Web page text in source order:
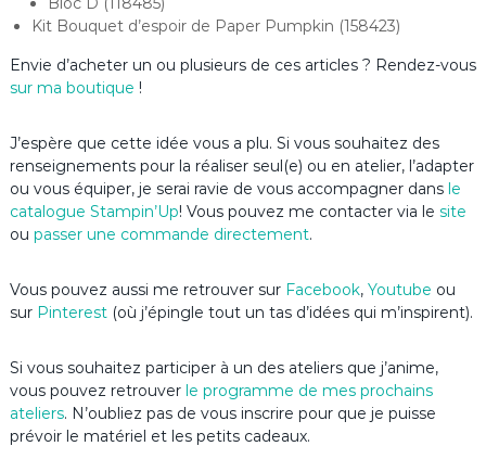
Kit Bouquet d’espoir de Paper Pumpkin (158423)
Envie d’acheter un ou plusieurs de ces articles ? Rendez-vous
sur ma boutique !
J’espère que cette idée vous a plu. Si vous souhaitez des
renseignements pour la réaliser seul(e) ou en atelier, l’adapter
ou vous équiper, je serai ravie de vous accompagner dans le
catalogue Stampin’Up! Vous pouvez me contacter via le site
ou passer une commande directement.
Vous pouvez aussi me retrouver sur Facebook, Youtube ou
sur Pinterest (où j’épingle tout un tas d’idées qui m’inspirent).
Si vous souhaitez participer à un des ateliers que j’anime,
vous pouvez retrouverle programme de mes prochains
ateliers. N’oubliez pas de vous inscrire pour que je puisse
prévoir le matériel et les petits cadeaux.